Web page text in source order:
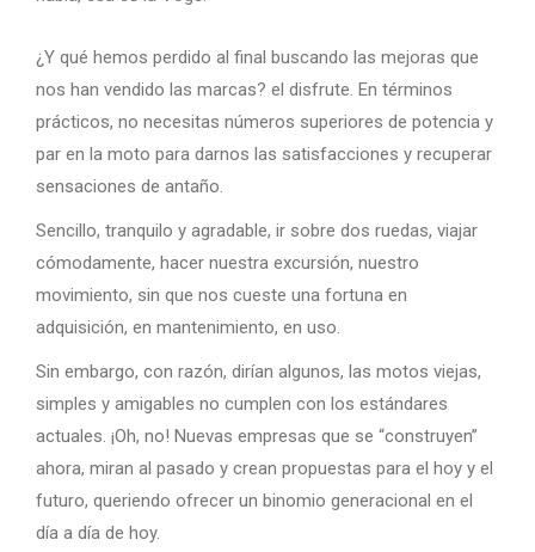
¿Y qué hemos perdido al final buscando las mejoras que
nos han vendido las marcas? el disfrute. En términos
prácticos, no necesitas números superiores de potencia y
par en la moto para darnos las satisfacciones y recuperar
sensaciones de antaño.
Sencillo, tranquilo y agradable, ir sobre dos ruedas, viajar
cómodamente, hacer nuestra excursión, nuestro
movimiento, sin que nos cueste una fortuna en
adquisición, en mantenimiento, en uso.
Sin embargo, con razón, dirían algunos, las motos viejas,
simples y amigables no cumplen con los estándares
actuales. ¡Oh, no! Nuevas empresas que se “construyen”
ahora, miran al pasado y crean propuestas para el hoy y el
futuro, queriendo ofrecer un binomio generacional en el
día a día de hoy.